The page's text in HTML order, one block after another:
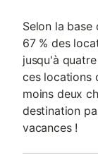
Selon la base
67 % des
jusqu'à
ces locations
moins deux
destination
vacances !